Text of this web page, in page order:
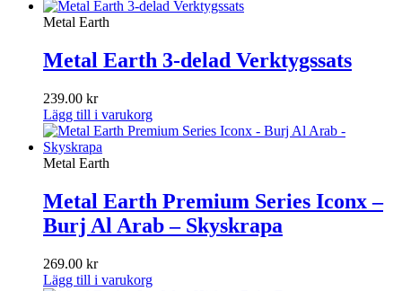
Metal Earth
Metal Earth 3-delad Verktygssats
239.00 kr
Lägg till i varukorg
Metal Earth
Metal Earth Premium Series Iconx –
Burj Al Arab – Skyskrapa
269.00 kr
Lägg till i varukorg